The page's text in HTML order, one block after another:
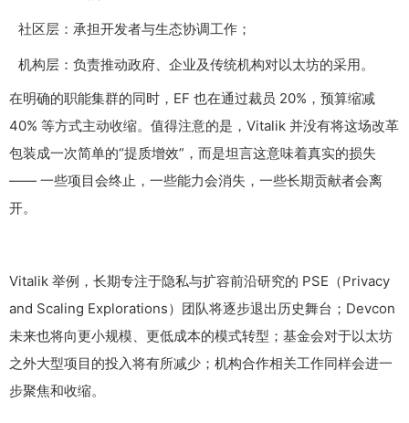
社区层：承担开发者与生态协调工作；
机构层：负责推动政府、企业及传统机构对以太坊的采用。
在明确的职能集群的同时，EF 也在通过裁员 20%，预算缩减
40% 等方式主动收缩。值得注意的是，Vitalik 并没有将这场改革
包装成一次简单的“提质增效”，而是坦言这意味着真实的损失
—— 一些项目会终止，一些能力会消失，一些长期贡献者会离
开。
Vitalik 举例，长期专注于隐私与扩容前沿研究的 PSE（Privacy
and Scaling Explorations）团队将逐步退出历史舞台；Devcon
未来也将向更小规模、更低成本的模式转型；基金会对于以太坊
之外大型项目的投入将有所减少；机构合作相关工作同样会进一
步聚焦和收缩。